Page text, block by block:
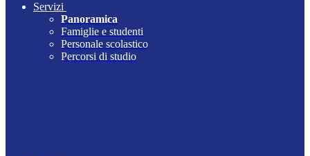
Servizi
Panoramica
Famiglie e studenti
Personale scolastico
Percorsi di studio